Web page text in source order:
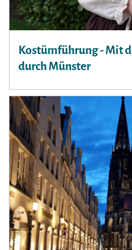
Kostümführung - Mit
durch Münster